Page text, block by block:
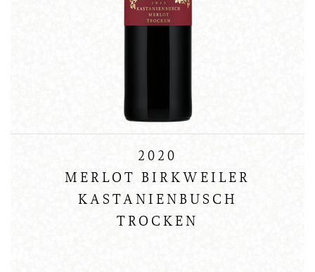
2020
MERLOT BIRKWEILER
KASTANIENBUSCH
TROCKEN